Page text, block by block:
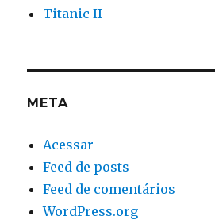
Titanic II
META
Acessar
Feed de posts
Feed de comentários
WordPress.org